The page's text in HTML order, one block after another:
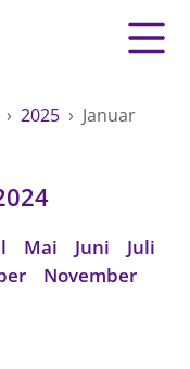
› 2025 › Januar
Mai Juni
Juli
November